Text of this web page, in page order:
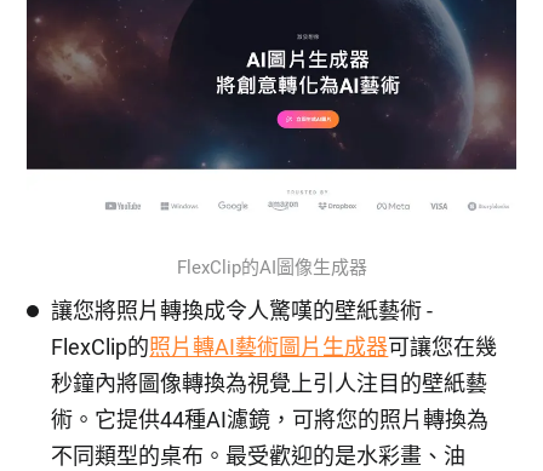
FlexClip的AI圖像生成器
讓您將照片轉換成令人驚嘆的壁紙藝術 -
FlexClip的照片轉AI藝術圖片生成器可讓您在幾
秒鐘內將圖像轉換為視覺上引人注目的壁紙藝
術。它提供44種AI濾鏡，可將您的照片轉換為
不同類型的桌布。最受歡迎的是水彩畫、油